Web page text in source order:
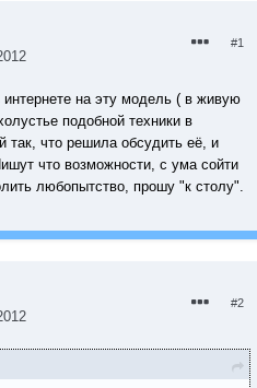
#1
на эту модель ( в живую
подобной техники в
так, что решила обсудить её, и
что возможности, с ума сойти
любопытство, прошу "к столу".
#2